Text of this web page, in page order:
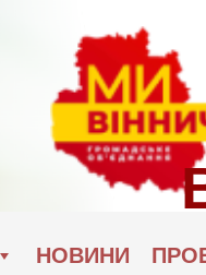
НОВИНИ